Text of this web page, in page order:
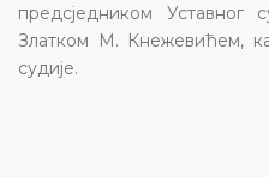
предсједником
Златком М. Кнежевићем,
судије.